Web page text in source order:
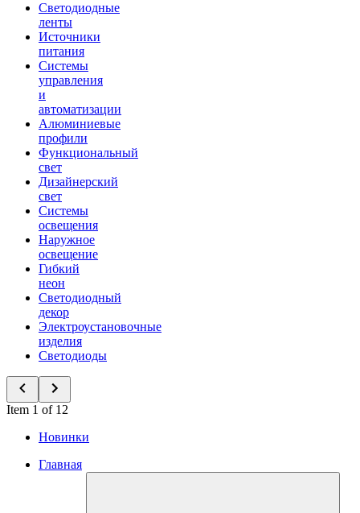
Светодиодные
ленты
Источники
питания
Системы
управления
и
автоматизации
Алюминиевые
профили
Функциональный
свет
Дизайнерский
свет
Системы
освещения
Наружное
освещение
Гибкий
неон
Светодиодный
декор
Электроустановочные
изделия
Светодиоды
Item 1 of 12
Новинки
Главная